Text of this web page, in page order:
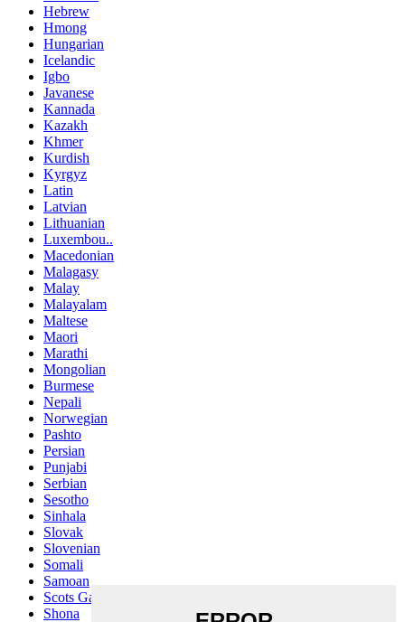
Hebrew
Hmong
Hungarian
Icelandic
Igbo
Javanese
Kannada
Kazakh
Khmer
Kurdish
Kyrgyz
Latin
Latvian
Lithuanian
Luxembou..
Macedonian
Malagasy
Malay
Malayalam
Maltese
Maori
Marathi
Mongolian
Burmese
Nepali
Norwegian
Pashto
Persian
Punjabi
Serbian
Sesotho
Sinhala
Slovak
Slovenian
Somali
Samoan
Scots Gaelic
Shona